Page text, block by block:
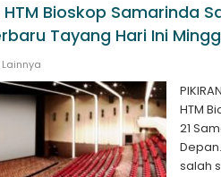
Bioskop Samarinda
Tayang Hari Ini
Lainnya
HTM
21
salah